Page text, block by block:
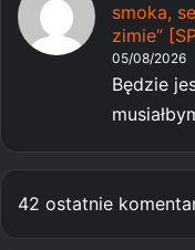
smoka,
zimie”
05/08/2026
Będzie
42 ostatnie